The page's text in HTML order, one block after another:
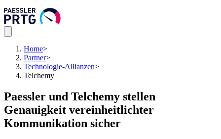
Home>
Partner>
Technologie-Allianzen>
Telchemy
Paessler und Telchemy stellen
Genauigkeit vereinheitlichter
Kommunikation sicher